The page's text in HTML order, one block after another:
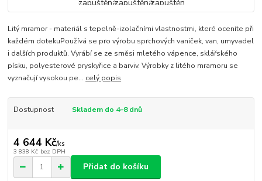
Litý mramor - materiál s tepelně-izolačními vlastnostmi, které oceníte při
každém dotekuPoužívá se pro výrobu sprchových vaniček, van, umyvadel
i dalších produktů. Vyrábí se ze směsi mletého vápence, sklářského
písku, polyesterové pryskyřice a barviv. Výrobky z litého mramoru se
vyznačují vysokou pe... celý popis
Dostupnost Skladem do 4–8 dnů
4 644 Kč/ks
3 838 Kč bez DPH
Přidat do košíku